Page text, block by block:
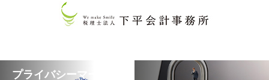
プライバシーマークに